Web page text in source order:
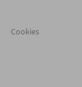
Cookies